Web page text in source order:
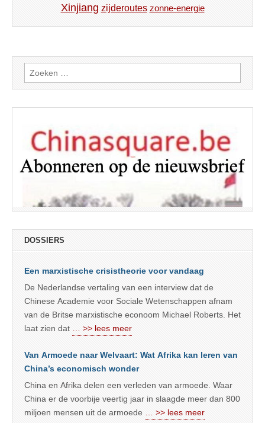
Xinjiang zijderoutes zonne-energie
Zoeken
naar:
DOSSIERS
Een marxistische crisistheorie voor vandaag
De Nederlandse vertaling van een interview dat de
Chinese Academie voor Sociale Wetenschappen afnam
van de Britse marxistische econoom Michael Roberts. Het
laat zien dat … >> lees meer
Van Armoede naar Welvaart: Wat Afrika kan leren van
China’s economisch wonder
China en Afrika delen een verleden van armoede. Waar
China er de voorbije veertig jaar in slaagde meer dan 800
miljoen mensen uit de armoede … >> lees meer